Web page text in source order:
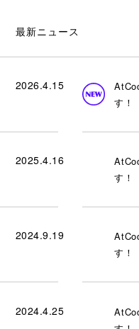
最新ニュース
2026.4.15
す！
2025.4.16
す！
2024.9.19
す！
2024.4.25